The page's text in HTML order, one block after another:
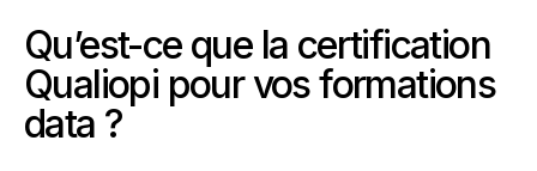
Qu’est-ce que la certification
Qualiopi pour vos formations
data ?